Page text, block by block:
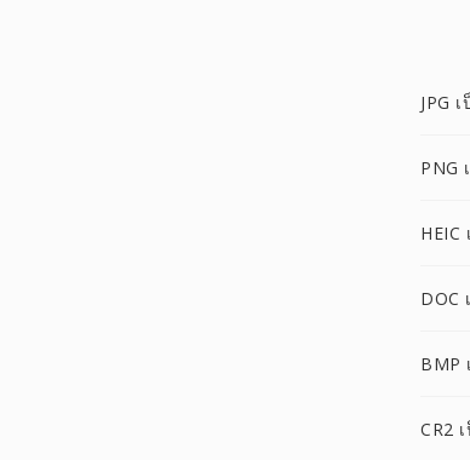
JPG
PNG
HEIC
DOC
BMP
CR2